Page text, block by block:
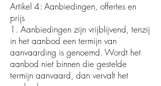
Artikel 4: Aanbiedingen, offertes en
prijs
1. Aanbiedingen zijn vrijblijvend, tenzij
in het aanbod een termijn van
aanvaarding is genoemd. Wordt het
aanbod niet binnen die gestelde
termijn aanvaard, dan vervalt het